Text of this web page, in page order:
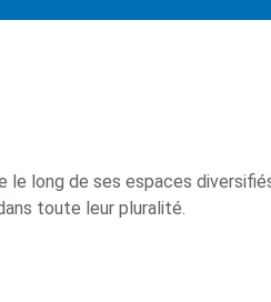
le long de ses espaces
toute leur pluralité.